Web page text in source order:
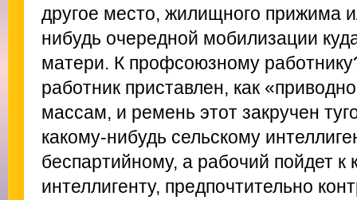
другое место, жилищного прижима
нибудь очередной мобилизации
матери. К профсоюзному
работник приставлен, как
массам, и ремень этот закручен
какому-нибудь сельскому
беспартийному, а рабочий пойдет к
интеллигенту, предпочтительно